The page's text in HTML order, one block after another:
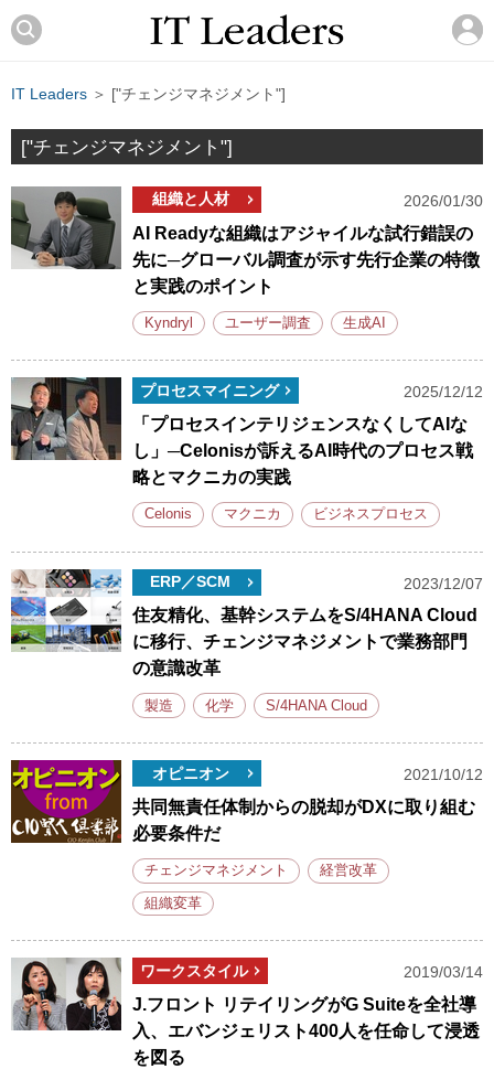
IT Leaders ＞ ["チェンジマネジメント"]
["チェンジマネジメント"]
組織と人材 2026/01/30
AI Readyな組織はアジャイルな試行錯誤の
先に─グローバル調査が示す先行企業の特徴
と実践のポイント
Kyndryl ユーザー調査 生成AI
プロセスマイニング 2025/12/12
「プロセスインテリジェンスなくしてAIな
し」─Celonisが訴えるAI時代のプロセス戦
略とマクニカの実践
Celonis マクニカ ビジネスプロセス
ERP／SCM 2023/12/07
住友精化、基幹システムをS/4HANA Cloud
に移行、チェンジマネジメントで業務部門
の意識改革
製造 化学 S/4HANA Cloud
オピニオン 2021/10/12
共同無責任体制からの脱却がDXに取り組む
必要条件だ
チェンジマネジメント 経営改革
組織変革
ワークスタイル 2019/03/14
J.フロント リテイリングがG Suiteを全社導
入、エバンジェリスト400人を任命して浸透
を図る